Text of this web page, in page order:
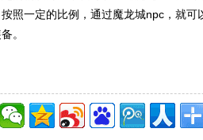
照一定的比例，通过魔龙城npc，就
。